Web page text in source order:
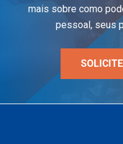
mais sobre como
pessoal, seus